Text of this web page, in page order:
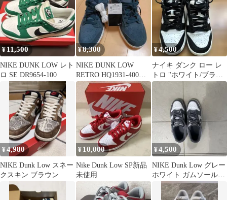
¥11,500
NIKE DUNK LOW レト
ロ SE DR9654-100
¥8,300
NIKE DUNK LOW
RETRO HQ1931-400
29cm 未使用
¥4,500
ナイキ ダンク ロー レ
トロ "ホワイト/ブラッ
ク" (パンダ) 23cm
¥4,980
NIKE Dunk Low スネー
クスキン ブラウン
¥ 10,000
Nike Dunk Low SP新品
未使用
¥4,500
NIKE Dunk Low グレー
ホワイト ガムソール
25cm 値段交渉可